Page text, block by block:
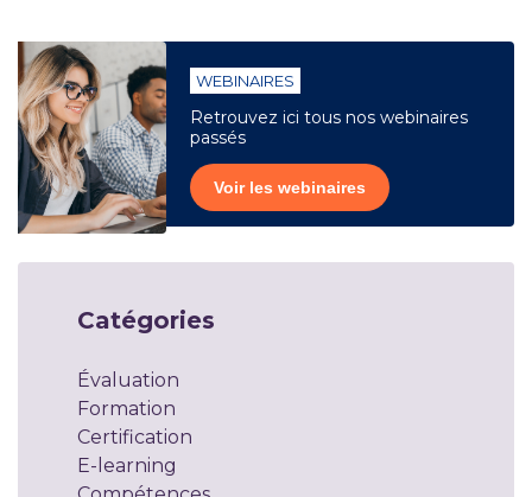
WEBINAIRES
Retrouvez ici tous nos webinaires
passés
Voir les webinaires
Catégories
Évaluation
Formation
Certification
E-learning